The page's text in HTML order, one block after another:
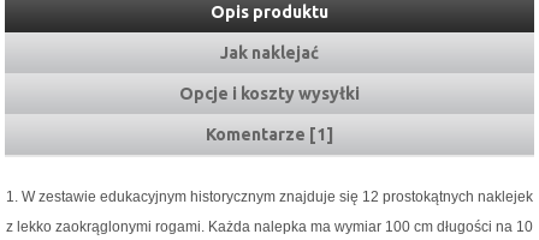
Opis produktu
Jak naklejać
Opcje i koszty wysyłki
Komentarze [1]
1. W zestawie edukacyjnym historycznym znajduje się 12 prostokątnych naklejek
z lekko zaokrąglonymi rogami. Każda nalepka ma wymiar 100 cm długości na 10